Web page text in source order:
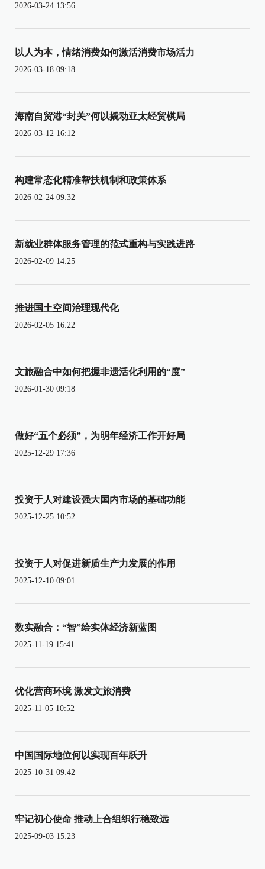
2026-03-24 13:56
以人为本，情绪消费如何激活消费市场活力
2026-03-18 09:18
海南自贸港“封关”何以撬动亚太经贸棋局
2026-03-12 16:12
构建常态化精准帮扶机制和政策体系
2026-02-24 09:32
新就业群体服务管理的范式重构与实践进路
2026-02-09 14:25
推进国土空间治理现代化
2026-02-05 16:22
文旅融合中如何把握非遗活化利用的“度”
2026-01-30 09:18
做好“五个必须”，为明年经济工作开好局
2025-12-29 17:36
投资于人对建设强大国内市场的基础功能
2025-12-25 10:52
投资于人对促进新质生产力发展的作用
2025-12-10 09:01
数实融合：“智”绘实体经济新蓝图
2025-11-19 15:41
优化营商环境 激发文旅消费
2025-11-05 10:52
中国国际地位何以实现百年跃升
2025-10-31 09:42
牢记初心使命 推动上合组织行稳致远
2025-09-03 15:23